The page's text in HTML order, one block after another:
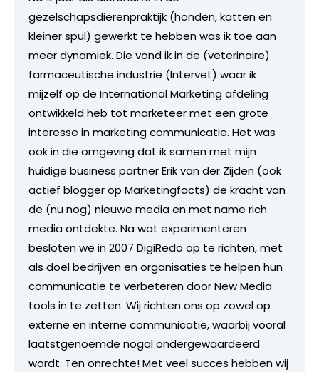
gezelschapsdierenpraktijk (honden, katten en
kleiner spul) gewerkt te hebben was ik toe aan
meer dynamiek. Die vond ik in de (veterinaire)
farmaceutische industrie (Intervet) waar ik
mijzelf op de International Marketing afdeling
ontwikkeld heb tot marketeer met een grote
interesse in marketing communicatie. Het was
ook in die omgeving dat ik samen met mijn
huidige business partner Erik van der Zijden (ook
actief blogger op Marketingfacts) de kracht van
de (nu nog) nieuwe media en met name rich
media ontdekte. Na wat experimenteren
besloten we in 2007 DigiRedo op te richten, met
als doel bedrijven en organisaties te helpen hun
communicatie te verbeteren door New Media
tools in te zetten. Wij richten ons op zowel op
externe en interne communicatie, waarbij vooral
laatstgenoemde nogal ondergewaardeerd
wordt. Ten onrechte! Met veel succes hebben wij